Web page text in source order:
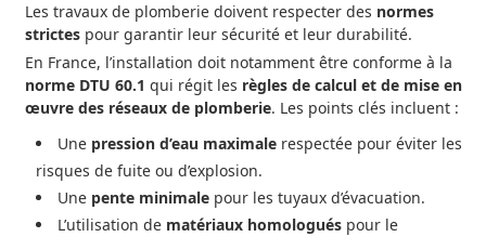
Les travaux de plomberie doivent respecter des normes
strictes pour garantir leur sécurité et leur durabilité.
En France, l’installation doit notamment être conforme à la
norme DTU 60.1 qui régit les règles de calcul et de mise en
œuvre des réseaux de plomberie. Les points clés incluent :
Une pression d’eau maximale respectée pour éviter les
risques de fuite ou d’explosion.
Une pente minimale pour les tuyaux d’évacuation.
L’utilisation de matériaux homologués pour le